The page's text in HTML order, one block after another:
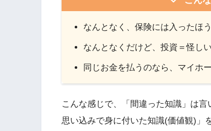
なんとなく、保険には入ったほ
なんとなくだけど、投資＝怪し
同じお金を払うのなら、マイホ
こんな感じで、「間違った知識」は
思い込みで身に付いた知識(価値観)」